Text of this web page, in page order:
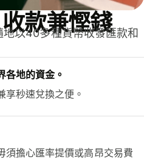
款兼慳錢
以40多種貨幣收發匯款和
各地的資金。
享秒速兌換之便。
須擔心匯率提價或高昂交易費